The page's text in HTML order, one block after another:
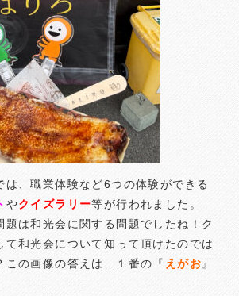
は、職業体験など6つの体験ができる
やクイズラリー等が行われました。
題は和光会に関する問題でしたね！ク
て和光会について知って頂けたのでは
この画像の答えは…１番の『 えがお 』